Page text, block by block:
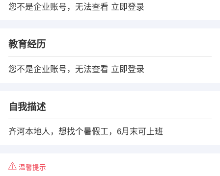
您不是企业账号，无法查看 立即登录
教育经历
您不是企业账号，无法查看 立即登录
自我描述
齐河本地人，想找个暑假工，6月末可上班
温馨提示